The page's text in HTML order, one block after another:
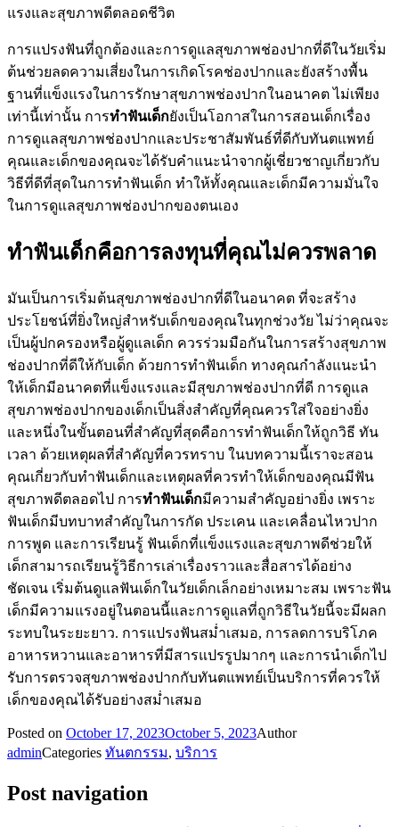
แรงและสุขภาพดีตลอดชีวิต
การแปรงฟันที่ถูกต้องและการดูแลสุขภาพช่องปากที่ดีในวัยเริ่ม
ต้นช่วยลดความเสี่ยงในการเกิดโรคช่องปากและยังสร้างพื้น
ฐานที่แข็งแรงในการรักษาสุขภาพช่องปากในอนาคต ไม่เพียง
เท่านี้เท่านั้น การทำฟันเด็กยังเป็นโอกาสในการสอนเด็กเรื่อง
การดูแลสุขภาพช่องปากและประชาสัมพันธ์ที่ดีกับทันตแพทย์
คุณและเด็กของคุณจะได้รับคำแนะนำจากผู้เชี่ยวชาญเกี่ยวกับ
วิธีที่ดีที่สุดในการทำฟันเด็ก ทำให้ทั้งคุณและเด็กมีความมั่นใจ
ในการดูแลสุขภาพช่องปากของตนเอง
ทำฟันเด็กคือการลงทุนที่คุณไม่ควรพลาด
มันเป็นการเริ่มต้นสุขภาพช่องปากที่ดีในอนาคต ที่จะสร้าง
ประโยชน์ที่ยิ่งใหญ่สำหรับเด็กของคุณในทุกช่วงวัย ไม่ว่าคุณจะ
เป็นผู้ปกครองหรือผู้ดูแลเด็ก ควรร่วมมือกันในการสร้างสุขภาพ
ช่องปากที่ดีให้กับเด็ก ด้วยการทำฟันเด็ก ทางคุณกำลังแนะนำ
ให้เด็กมีอนาคตที่แข็งแรงและมีสุขภาพช่องปากที่ดี การดูแล
สุขภาพช่องปากของเด็กเป็นสิ่งสำคัญที่คุณควรใส่ใจอย่างยิ่ง
และหนึ่งในขั้นตอนที่สำคัญที่สุดคือการทำฟันเด็กให้ถูกวิธี ทัน
เวลา ด้วยเหตุผลที่สำคัญที่ควรทราบ ในบทความนี้เราจะสอน
คุณเกี่ยวกับทำฟันเด็กและเหตุผลที่ควรทำให้เด็กของคุณมีฟัน
สุขภาพดีตลอดไป การทำฟันเด็กมีความสำคัญอย่างยิ่ง เพราะ
ฟันเด็กมีบทบาทสำคัญในการกัด ประเคน และเคลื่อนไหวปาก
การพูด และการเรียนรู้ ฟันเด็กที่แข็งแรงและสุขภาพดีช่วยให้
เด็กสามารถเรียนรู้วิธีการเล่าเรื่องราวและสื่อสารได้อย่าง
ชัดเจน เริ่มต้นดูแลฟันเด็กในวัยเด็กเล็กอย่างเหมาะสม เพราะฟัน
เด็กมีความแรงอยู่ในตอนนี้และการดูแลที่ถูกวิธีในวัยนี้จะมีผลก
ระทบในระยะยาว. การแปรงฟันสม่ำเสมอ, การลดการบริโภค
อาหารหวานและอาหารที่มีสารแปรรูปมากๆ และการนำเด็กไป
รับการตรวจสุขภาพช่องปากกับทันตแพทย์เป็นบริการที่ควรให้
เด็กของคุณได้รับอย่างสม่ำเสมอ
Posted on October 17, 2023October 5, 2023Author
adminCategories ทันตกรรม, บริการ
Post navigation